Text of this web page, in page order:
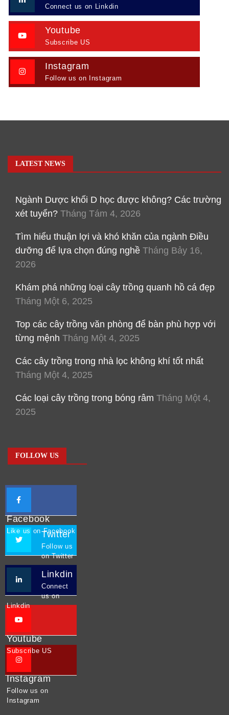
Connect us on Linkdin
Youtube
Subscribe US
Instagram
Follow us on Instagram
LATEST NEWS
Ngành Dược khối D học được không? Các trường
xét tuyển? Tháng Tám 4, 2026
Tìm hiểu thuận lợi và khó khăn của ngành Điều
dưỡng để lựa chọn đúng nghề Tháng Bảy 16,
2026
Khám phá những loại cây trồng quanh hồ cá đẹp
Tháng Một 6, 2025
Top các cây trồng văn phòng để bàn phù hợp với
từng mệnh Tháng Một 4, 2025
Các cây trồng trong nhà lọc không khí tốt nhất
Tháng Một 4, 2025
Các loại cây trồng trong bóng râm Tháng Một 4,
2025
FOLLOW US
Facebook
Like us on Facebook
Twitter
Follow us
on Twitter
Linkdin
Connect
us on
Linkdin
Youtube
Subscribe US
Instagram
Follow us on
Instagram